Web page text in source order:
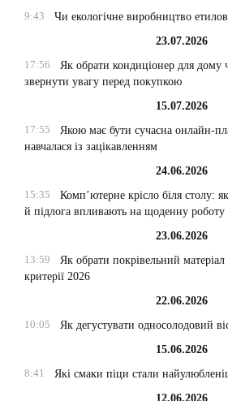
9:43
Чи екологічне виробництво
23.07.2026
17:56
Як обрати кондиціонер для
звернути увагу перед покупкою
15.07.2026
17:55
Якою має бути сучасна онлайн-
навчалася із зацікавленням
24.06.2026
15:35
Комп’ютерне крісло біля столу:
й підлога впливають на щоденну роботу
23.06.2026
13:59
Як обрати покрівельний
критерії 2026
22.06.2026
10:05
Як дегустувати односолодовий
15.06.2026
8:41
Які смаки піци стали
12.06.2026